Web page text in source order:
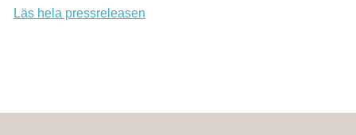
Läs hela pressreleasen